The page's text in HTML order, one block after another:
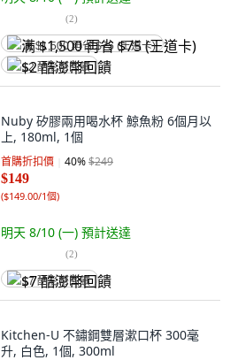
(2)
满 $1,500 再省 $75 (王道卡)
$2 酷澎幣回饋
Nuby 矽膠兩用喝水杯 鯨魚粉 6個月以
上, 180ml, 1個
首購折扣價 40%$249
$149
($149.00/1個)
明天 8/10 (一) 預計送達
(2)
$7 酷澎幣回饋
Kitchen-U 不鏽鋼雙層漱口杯 300毫
升, 白色, 1個, 300ml